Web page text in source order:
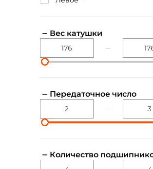
Вес катушки
Передаточное число
Количество